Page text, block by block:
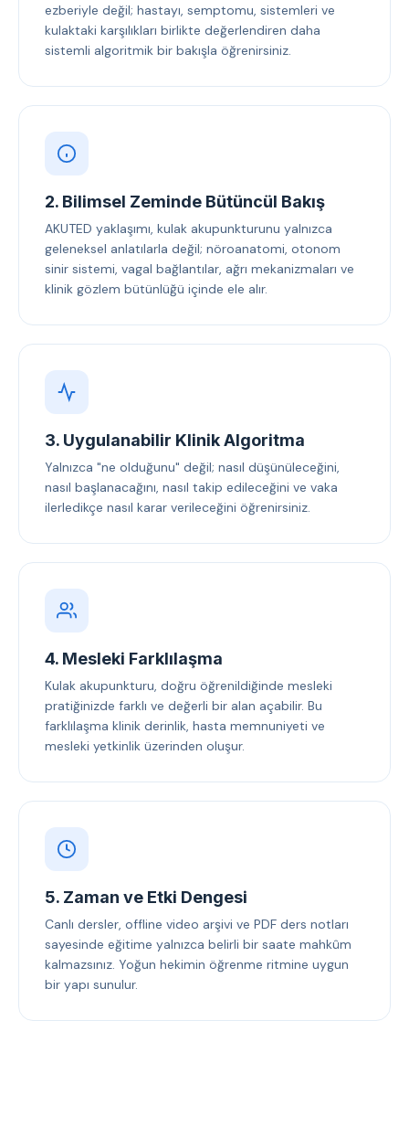
ezberiyle değil; hastayı, semptomu, sistemleri ve
kulaktaki karşılıkları birlikte değerlendiren daha
sistemli algoritmik bir bakışla öğrenirsiniz.
2. Bilimsel Zeminde Bütüncül Bakış
AKUTED yaklaşımı, kulak akupunkturunu yalnızca
geleneksel anlatılarla değil; nöroanatomi, otonom
sinir sistemi, vagal bağlantılar, ağrı mekanizmaları ve
klinik gözlem bütünlüğü içinde ele alır.
3. Uygulanabilir Klinik Algoritma
Yalnızca "ne olduğunu" değil; nasıl düşünüleceğini,
nasıl başlanacağını, nasıl takip edileceğini ve vaka
ilerledikçe nasıl karar verileceğini öğrenirsiniz.
4. Mesleki Farklılaşma
Kulak akupunkturu, doğru öğrenildiğinde mesleki
pratiğinizde farklı ve değerli bir alan açabilir. Bu
farklılaşma klinik derinlik, hasta memnuniyeti ve
mesleki yetkinlik üzerinden oluşur.
5. Zaman ve Etki Dengesi
Canlı dersler, offline video arşivi ve PDF ders notları
sayesinde eğitime yalnızca belirli bir saate mahkûm
kalmazsınız. Yoğun hekimin öğrenme ritmine uygun
bir yapı sunulur.